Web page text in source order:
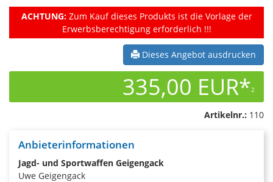
ACHTUNG:Zum Kauf dieses Produkts ist die Vorlage der
Erwerbsberechtigung erforderlich !!!
Dieses Angebot ausdrucken
335,00 EUR*2
Artikelnr.: 110
Anbieterinformationen
Jagd- und Sportwaffen Geigengack
Uwe Geigengack